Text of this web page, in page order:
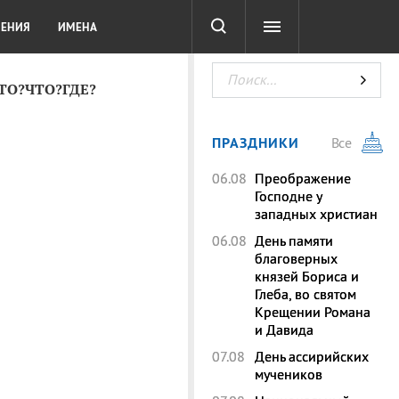
ТЕСТЫ
ИМЕНА
ПРАЗДНИКИ
Все
06.08 Преображение
Господне у
западных христиан
06.08 День памяти
благоверных
князей Бориса и
Глеба, во святом
Крещении Романа
и Давида
07.08 День ассирийских
мучеников